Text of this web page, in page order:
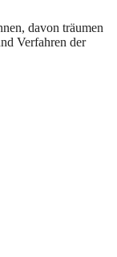
davon träumen
Verfahren der